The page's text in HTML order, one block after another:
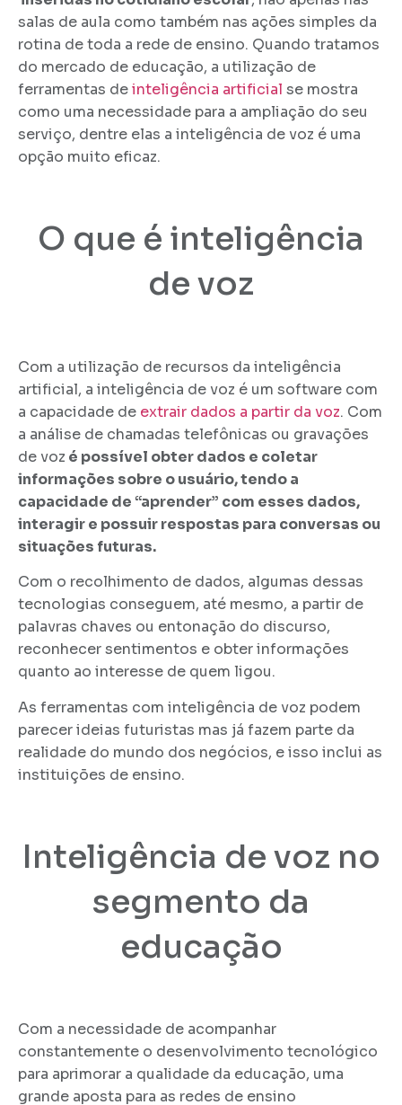
salas de aula como também nas ações simples da
rotina de toda a rede de ensino. Quando tratamos
do mercado de educação, a utilização de
ferramentas deinteligência artificial se mostra
como uma necessidade para a ampliação do seu
serviço, dentre elas a inteligência de voz é uma
opção muito eficaz.
O que é inteligência
de voz
Com a utilização de recursos da inteligência
artificial, a inteligência de voz é um software com
a capacidade de extrair dados a partir da voz. Com
a análise de chamadas telefônicas ou gravações
de voz é possível obter dados e coletar
informações sobre o usuário, tendo a
capacidade de “aprender” com esses dados,
interagir e possuir respostas para conversas ou
situações futuras.
Com o recolhimento de dados, algumas dessas
tecnologias conseguem, até mesmo, a partir de
palavras chaves ou entonação do discurso,
reconhecer sentimentos e obter informações
quanto ao interesse de quem ligou.
As ferramentas com inteligência de voz podem
parecer ideias futuristas mas já fazem parte da
realidade do mundo dos negócios, e isso inclui as
instituições de ensino.
Inteligência de voz no
segmento da
educação
Com a necessidade de acompanhar
constantemente o desenvolvimento tecnológico
para aprimorar a qualidade da educação, uma
grande aposta para as redes de ensino